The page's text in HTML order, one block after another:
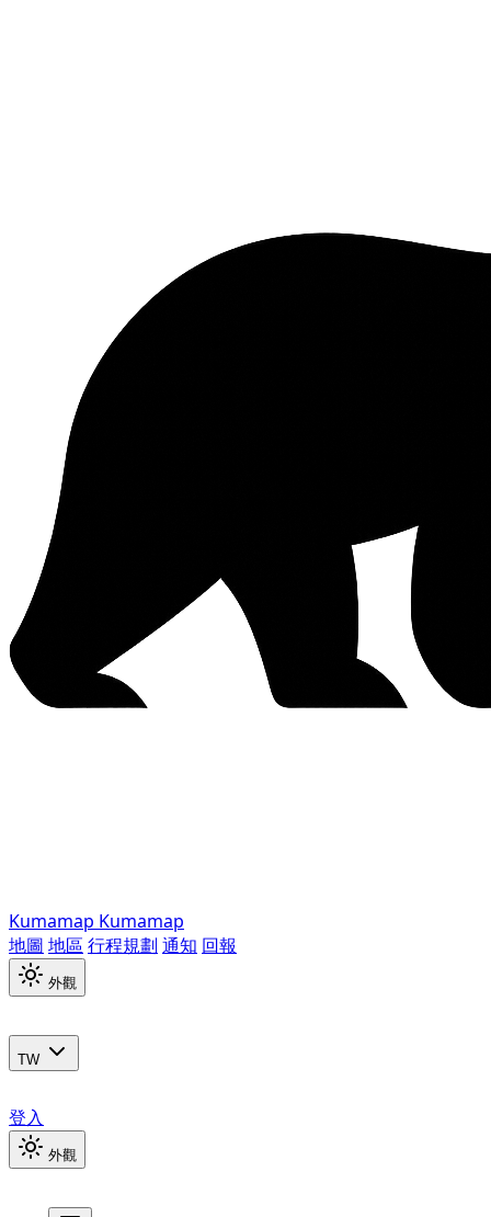
Kumamap Kumamap
地圖 地區 行程規劃 通知 回報
外觀
TW
登入
外觀